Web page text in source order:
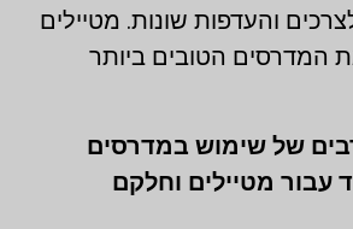
והעדפות שונות. מטיילים
המדרסים הטובים ביותר
של שימוש במדרסים
עבור מטיילים וחלקם